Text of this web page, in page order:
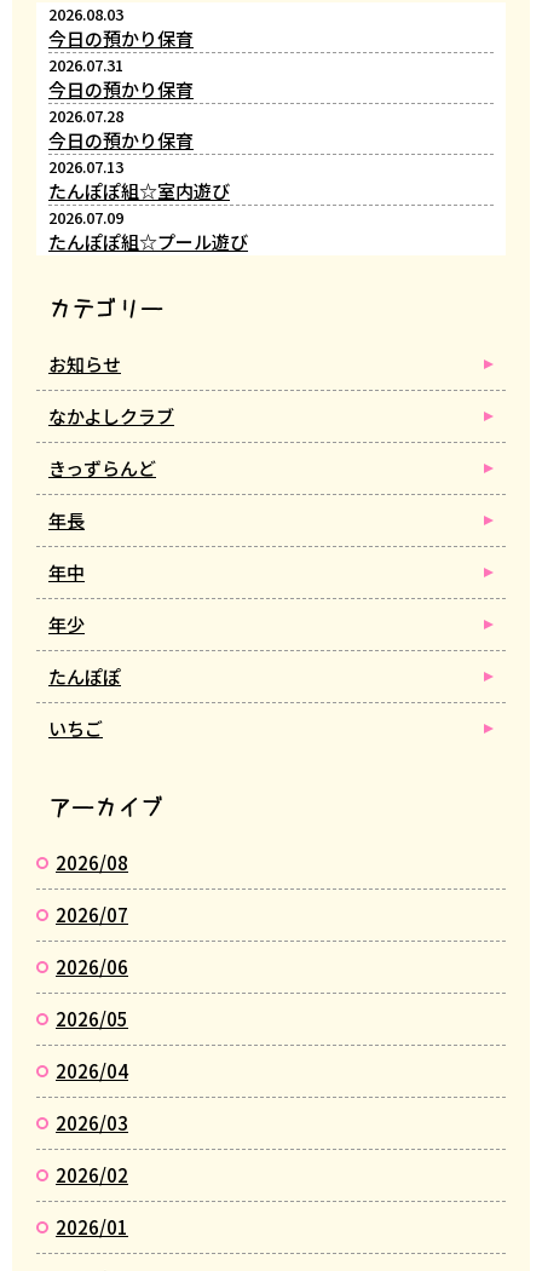
2026.08.03
今日の預かり保育
2026.07.31
今日の預かり保育
2026.07.28
今日の預かり保育
2026.07.13
たんぽぽ組☆室内遊び
2026.07.09
たんぽぽ組☆プール遊び
カテゴリー
お知らせ
なかよしクラブ
きっずらんど
年長
年中
年少
たんぽぽ
いちご
アーカイブ
2026/08
2026/07
2026/06
2026/05
2026/04
2026/03
2026/02
2026/01